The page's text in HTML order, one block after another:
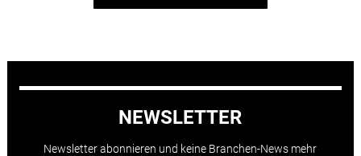
NEWSLETTER
Newsletter abonnieren und keine Branchen-News mehr